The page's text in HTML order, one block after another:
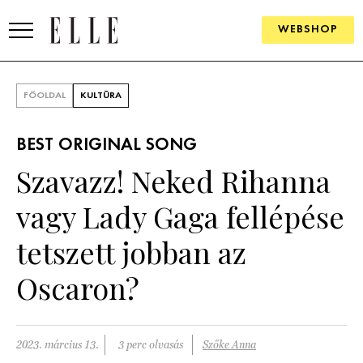
WEBSHOP
SZÉPSÉG
KULTÚRA
PÁRKAPCSOLAT
FŐOLDAL KULTÚRA
BEST ORIGINAL SONG
Szavazz! Neked Rihanna
vagy Lady Gaga fellépése
tetszett jobban az
Oscaron?
2023. március 13. 3 perc olvasás Szőke Anna